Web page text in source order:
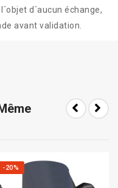
d´aucun échange,
avant validation.
-20%